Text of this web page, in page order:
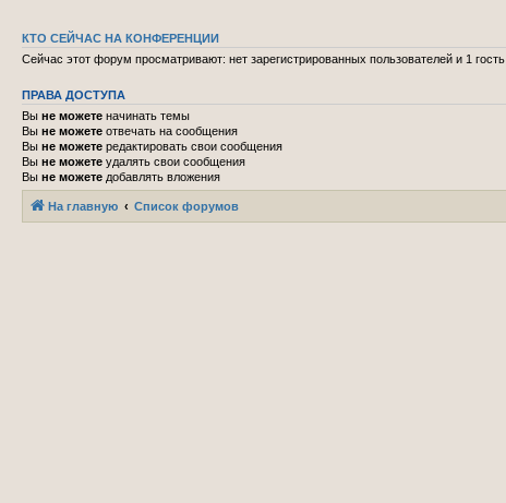
КТО СЕЙЧАС НА КОНФЕРЕНЦИИ
Сейчас этот форум просматривают: нет зарегистрированных пользователей и 1 гость
ПРАВА ДОСТУПА
Вы не можете начинать темы
Вы не можете отвечать на сообщения
Вы не можете редактировать свои сообщения
Вы не можете удалять свои сообщения
Вы не можете добавлять вложения
На главную Список форумов